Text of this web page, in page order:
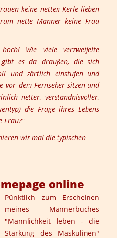
keine netten Kerle lieben
nette Männer keine Frau
Wie viele verzweifelte
gibt es da draußen, die sich
und zärtlich einstufen und
vor dem Fernseher sitzen und
netter, verständnisvoller,
die Frage ihres Lebens
Frau?"
wir mal die typischen
online
Pünktlich zum Erscheinen
meines Männerbuches
"Männlichkeit leben - die
Stärkung des Maskulinen"